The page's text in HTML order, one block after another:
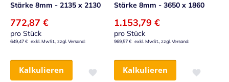
Stärke 8mm - 2135 x 2130
772,87 €
pro Stück
649,47 €
Kalkulieren
Zur Wunschliste hinzufügen
Stärke 8mm - 3650 x 1860
1.153,79 €
pro Stück
969,57 €
Kalkulieren
Zur